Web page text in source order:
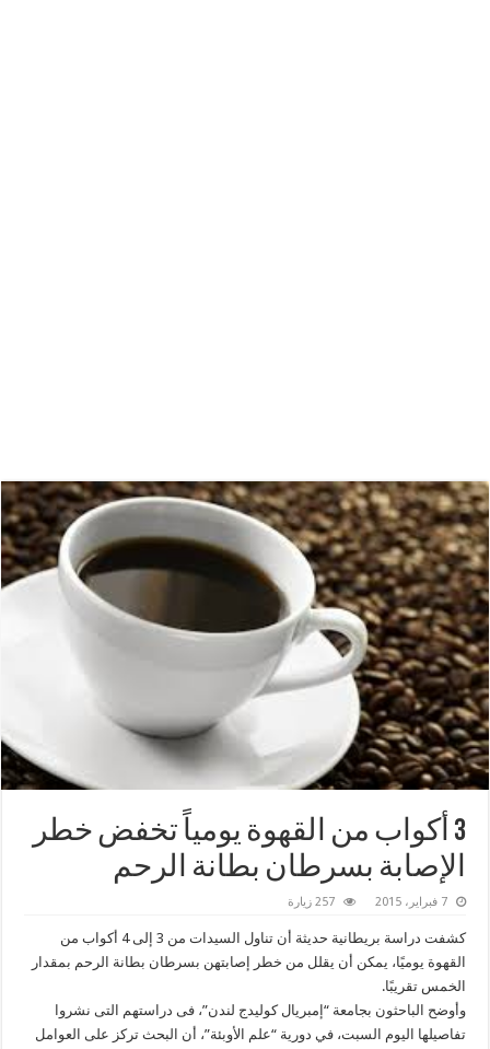
3 أكواب من ‫‏القهوة‬ يومياً تخفض خطر
الإصابة بسرطان بطانة الرحم
7 فبراير، 2015 257 زيارة
كشفت دراسة بريطانية حديثة أن تناول السيدات من 3 إلى 4 أكواب من
القهوة يوميًا، يمكن أن يقلل من خطر إصابتهن بسرطان بطانة الرحم بمقدار
الخمس تقريبًا.
وأوضح الباحثون بجامعة “إمبريال كوليدج لندن”، فى دراستهم التى نشروا
تفاصيلها اليوم السبت، في دورية “علم الأوبئة”، أن البحث تركز على العوامل